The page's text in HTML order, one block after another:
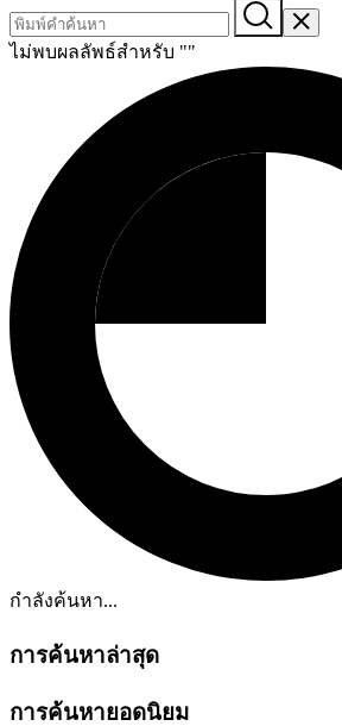
ไม่พบผลลัพธ์สำหรับ ""
กำลังค้นหา...
การค้นหาล่าสุด
การค้นหายอดนิยม